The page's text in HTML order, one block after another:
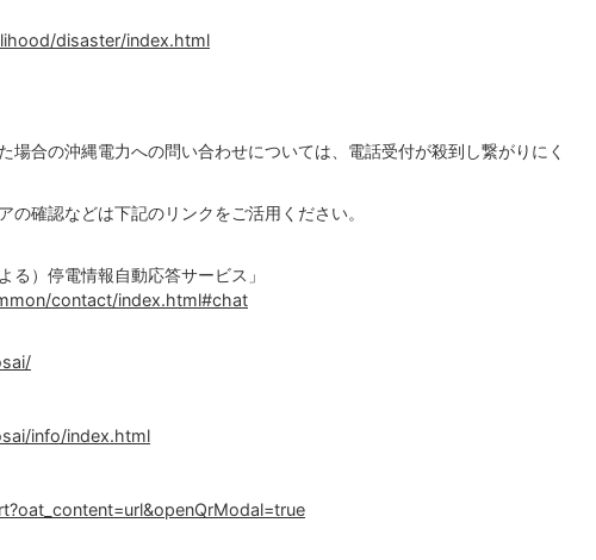
disaster/index.html
場合の沖縄電力への問い合わせについては、電話受付が殺到し繋がりにく
の確認などは下記のリンクをご活用ください。
る）停電情報自動応答サービス」
contact/index.html#chat
info/index.html